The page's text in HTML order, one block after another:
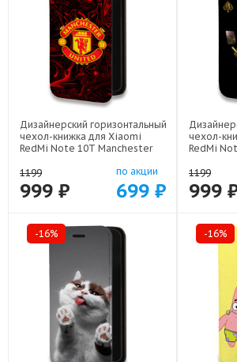
Дизайнерский горизонтальный
чехол-книжка для Xiaomi
RedMi Note 10T Manchester
1199
999 ₽
по акции
699 ₽
чехол-
RedMi
21941
1199
999
-16% -16%